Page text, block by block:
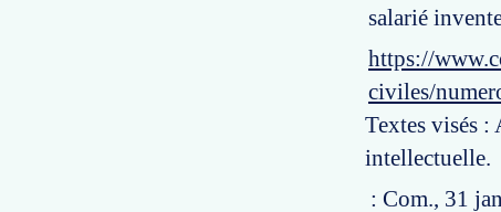
salarié
https://
civiles/
Textes visés
intellectuelle.
: Com., 31